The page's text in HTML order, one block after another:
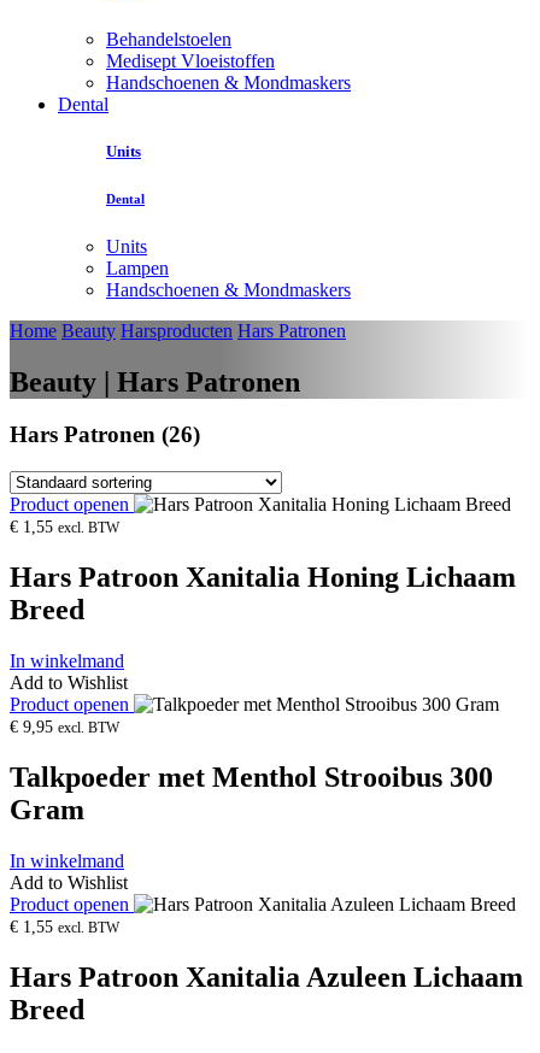
Behandelstoelen
Medisept Vloeistoffen
Handschoenen & Mondmaskers
Dental
Units
Dental
Units
Lampen
Handschoenen & Mondmaskers
Home Beauty Harsproducten Hars Patronen
Beauty | Hars Patronen
Hars Patronen (26)
Product openen
€ 1,55 excl. BTW
Hars Patroon Xanitalia Honing Lichaam
Breed
In winkelmand
Add to Wishlist
Product openen
€ 9,95 excl. BTW
Talkpoeder met Menthol Strooibus 300
Gram
In winkelmand
Add to Wishlist
Product openen
€ 1,55 excl. BTW
Hars Patroon Xanitalia Azuleen Lichaam
Breed